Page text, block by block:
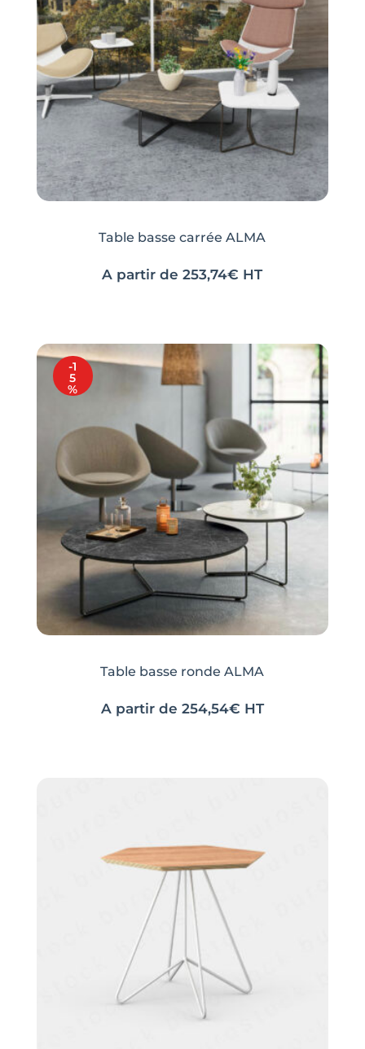
Table basse carrée ALMA
A partir de 253,74€ HT
-1
5
%
Table basse ronde ALMA
A partir de 254,54€ HT